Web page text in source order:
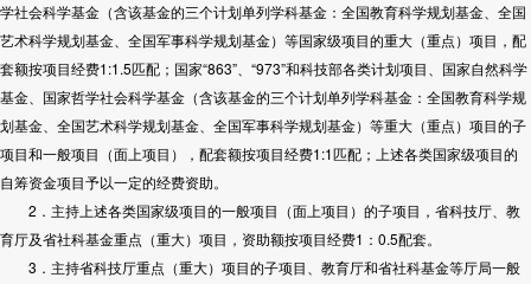
学社会科学基金（含该基金的三个计划单列学科基金：全国教育科学规划基金、全国
艺术科学规划基金、全国军事科学规划基金）等国家级项目的重大（重点）项目，配
套额按项目经费1:1.5匹配；国家“863”、“973”和科技部各类计划项目、国家自然科学
基金、国家哲学社会科学基金（含该基金的三个计划单列学科基金：全国教育科学规
划基金、全国艺术科学规划基金、全国军事科学规划基金）等重大（重点）项目的子
项目和一般项目（面上项目），配套额按项目经费1:1匹配；上述各类国家级项目的
自筹资金项目予以一定的经费资助。
2．主持上述各类国家级项目的一般项目（面上项目）的子项目，省科技厅、教
育厅及省社科基金重点（重大）项目，资助额按项目经费1：0.5配套。
3．主持省科技厅重点（重大）项目的子项目、教育厅和省社科基金等厅局一般